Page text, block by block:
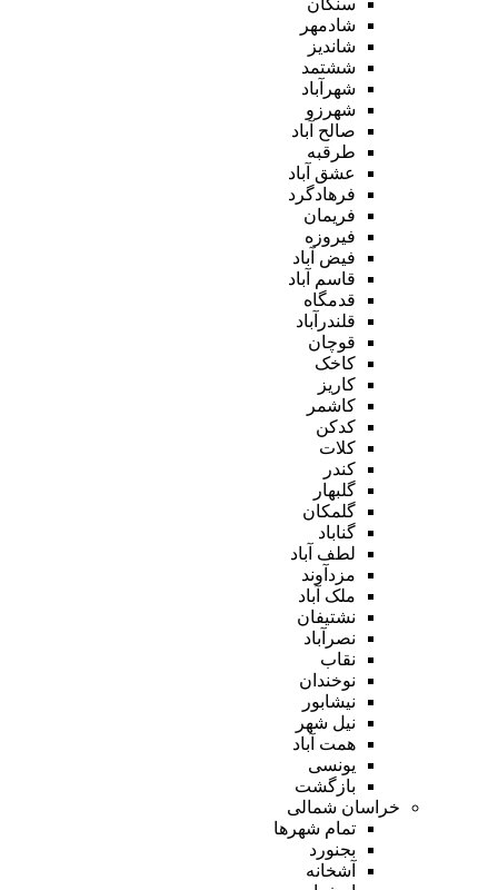
شادمهر
شاندیز
ششتمد
شهرآباد
شهرزو
صالح آباد
طرقبه
عشق آباد
فرهادگرد
فریمان
فیروزه
فیض آباد
قاسم آباد
قدمگاه
قلندرآباد
قوچان
کاخک
کاریز
کاشمر
کدکن
کلات
کندر
گلبهار
گلمکان
گناباد
لطف آباد
مزدآوند
ملک آباد
نشتیفان
نصرآباد
نقاب
نوخندان
نیشابور
نیل شهر
همت آباد
یونسی
بازگشت
خراسان شمالی
تمام شهر‌ها
بجنورد
آشخانه